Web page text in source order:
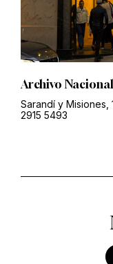
Archivo
Sarandí y Misiones,
2915 5493